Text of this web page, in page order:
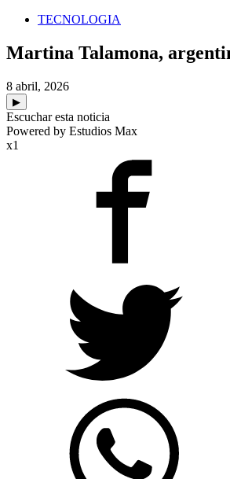
TECNOLOGIA
Martina Talamona,
8 abril, 2026
▶
Escuchar esta noticia
Powered by Estudios Max
x1